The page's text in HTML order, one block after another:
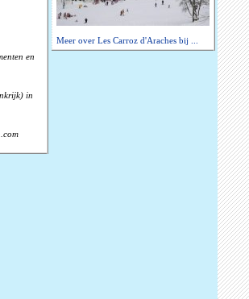
en
in
Meer over Les Carroz d'Araches bij ...